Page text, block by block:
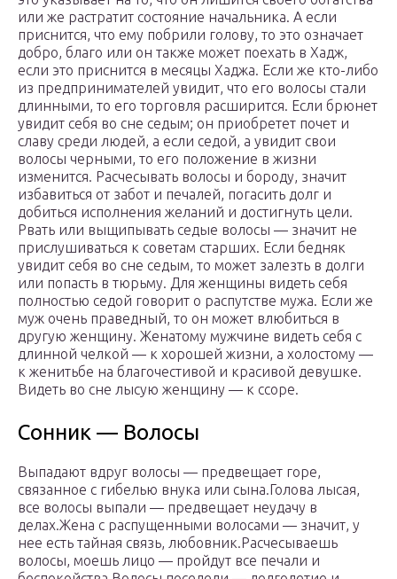
или же растратит состояние начальника. А если
приснится, что ему побрили голову, то это означает
добро, благо или он также может поехать в Хадж,
если это приснится в месяцы Хаджа. Если же кто-либо
из предпринимателей увидит, что его волосы стали
длинными, то его торговля расширится. Если брюнет
увидит себя во сне седым; он приобретет почет и
славу среди людей, а если седой, а увидит свои
волосы черными, то его положение в жизни
изменится. Расчесывать волосы и бороду, значит
избавиться от забот и печалей, погасить долг и
добиться исполнения желаний и достигнуть цели.
Рвать или выщипывать седые волосы — значит не
прислушиваться к советам старших. Если бедняк
увидит себя во сне седым, то может залезть в долги
или попасть в тюрьму. Для женщины видеть себя
полностью седой говорит о распутстве мужа. Если же
муж очень праведный, то он может влюбиться в
другую женщину. Женатому мужчине видеть себя с
длинной челкой — к хорошей жизни, а холостому —
к женитьбе на благочестивой и красивой девушке.
Видеть во сне лысую женщину — к ссоре.
Сонник — Волосы
Выпадают вдруг волосы — предвещает горе,
связанное с гибелью внука или сына.Голова лысая,
все волосы выпали — предвещает неудачу в
делах.Жена с распущенными волосами — значит, у
нее есть тайная связь, любовник.Расчесываешь
волосы, моешь лицо — пройдут все печали и